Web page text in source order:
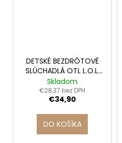
DETSKÉ BEZDRÔTOVÉ
SLÚCHADLÁ OTL L.O.L.
SURPRISE
Skladom
€28,37 bez DPH
€34,90
DO KOŠÍKA